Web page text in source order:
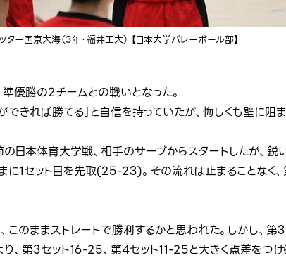
ター国京大海（3年・福井工大） 【日本大学バレーボール部】
優勝の2チームとの戦いとなった。
きれば勝てる」と自信を持っていたが、悔しくも壁に阻
日本体育大学戦、相手のサーブからスタートしたが、
に1セット目を先取(25-23)。その流れは止まることな
このままストレートで勝利するかと思われた。しかし、
、第3セット16-25、第4セット11-25と大きく点差をつ